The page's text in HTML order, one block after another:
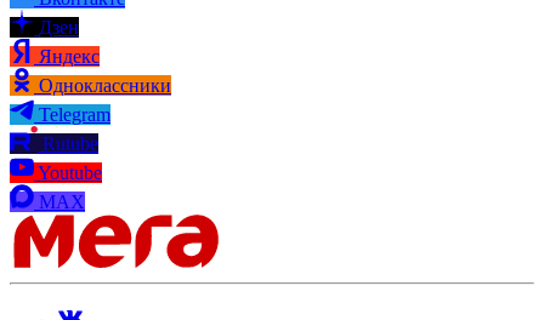
Дзен
Яндекс
Одноклассники
Telegram
Rutube
Youtube
MAX